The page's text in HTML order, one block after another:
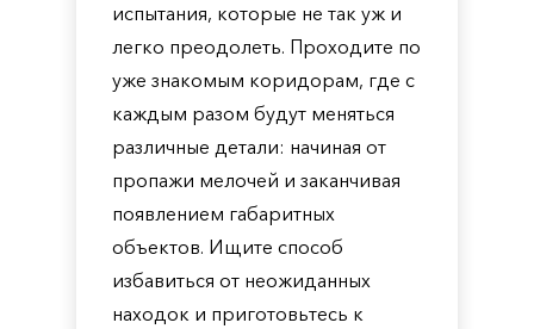
испытания, которые не так уж и
легко преодолеть. Проходите по
уже знакомым коридорам, где с
каждым разом будут меняться
различные детали: начиная от
пропажи мелочей и заканчивая
появлением габаритных
объектов. Ищите способ
избавиться от неожиданных
находок и приготовьтесь к